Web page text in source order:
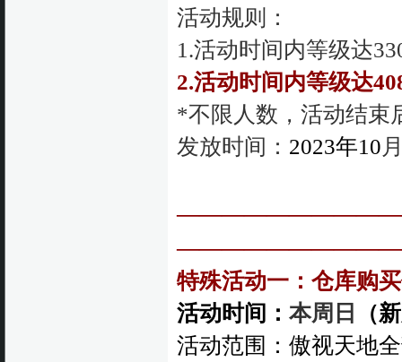
活动规则：
1.活动时间内等级达
2.活动时间内等级达
*不限人数，活动结束
发放时间： 2023年10
—
特殊活动一：仓库购
活动时间： 本周日
（
活动范围：傲视天地